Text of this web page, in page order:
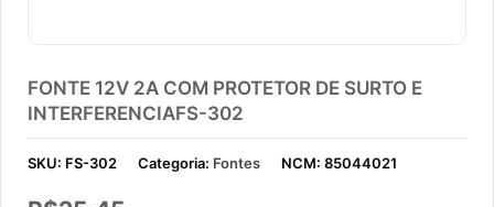
FONTE 12V 2A COM PROTETOR DE SURTO E
INTERFERENCIAFS-302
SKU: FS-302 Categoria: Fontes NCM: 85044021